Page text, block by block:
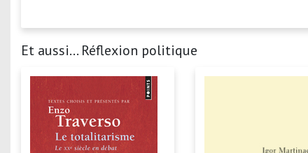
Et aussi... Réflexion politique